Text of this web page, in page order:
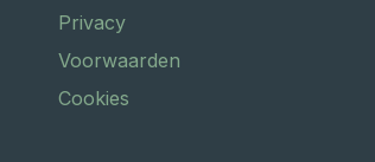
Privacy
Voorwaarden
Cookies